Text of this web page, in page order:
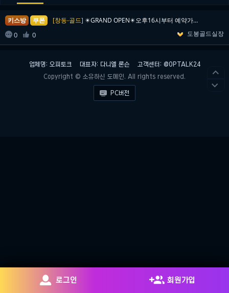
키스방 쿠폰 [창동-골드] ✴️GRAND OPEN✴️오후16시부터 예약가능합니다♡…
 0  0 도봉골드실장
업체명: 오피토크 대표자: 다니엘 론슨
고객센터: @OPTALK24
Copyright © 소유하신 도메인. All rights reserved.
 PC버전
 로그인  회원가입

